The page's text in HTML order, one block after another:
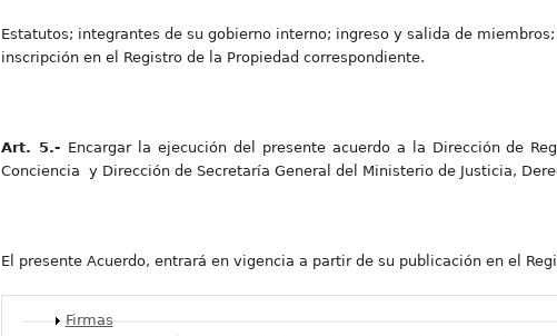
Estatutos; integrantes de su gobierno interno; ingreso y salida de
inscripción en el Registro de la Propiedad correspondiente.
Art. 5.- Encargar la ejecución del presente acuerdo a la Dirección de
Conciencia y Dirección de Secretaría General del Ministerio de Justicia,
El presente Acuerdo, entrará en vigencia a partir de su publicación en el
Mostrar
Firmas